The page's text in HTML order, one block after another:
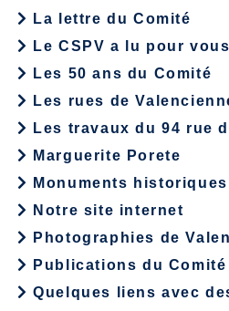
La lettre du Comité
Le CSPV a lu pour
Les 50 ans du Comité
Les rues de
Les travaux du 94 rue
Marguerite Porete
Monuments historiques
Notre site internet
Photographies de
Publications du Comité
Quelques liens avec